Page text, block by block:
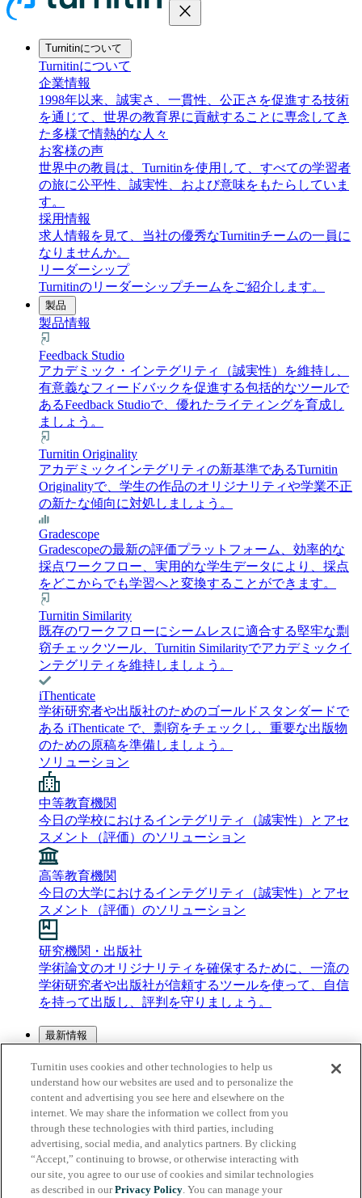
close
Turnitinについて
Turnitinについて
企業情報
1998年以来、誠実さ、一貫性、公正さを促進する技術
を通じて、世界の教育界に貢献することに専念してき
た多様で情熱的な人々
お客様の声
世界中の教員は、Turnitinを使用して、すべての学習者
の旅に公平性、誠実性、および意味をもたらしていま
す。
採用情報
求人情報を見て、当社の優秀なTurnitinチームの一員に
なりませんか。
リーダーシップ
Turnitinのリーダーシップチームをご紹介します。
製品
製品情報
Feedback Studio
アカデミック・インテグリティ（誠実性）を維持し、
有意義なフィードバックを促進する包括的なツールで
あるFeedback Studioで、優れたライティングを育成し
ましょう。
Turnitin Originality
アカデミックインテグリティの新基準であるTurnitin
Originalityで、学生の作品のオリジナリティや学業不正
の新たな傾向に対処しましょう。
Gradescope
Gradescopeの最新の評価プラットフォーム、効率的な
採点ワークフロー、実用的な学生データにより、採点
をどこからでも学習へと変換することができます。
Turnitin Similarity
既存のワークフローにシームレスに適合する堅牢な剽
窃チェックツール、Turnitin Similarityでアカデミックイ
ンテグリティを維持しましょう。
iThenticate
学術研究者や出版社のためのゴールドスタンダードで
ある iThenticate で、剽窃をチェックし、重要な出版物
のための原稿を準備しましょう。
ソリューション
中等教育機関
今日の学校におけるインテグリティ（誠実性）とアセ
スメント（評価）のソリューション
高等教育機関
今日の大学におけるインテグリティ（誠実性）とアセ
スメント（評価）のソリューション
研究機関・出版社
学術論文のオリジナリティを確保するために、一流の
学術研究者や出版社が信頼するツールを使って、自信
を持って出版し、評判を守りましょう。
最新情報
メディアセンター
メディアキット
TurnitinのメディアキットでTurnitinについて詳しく知る
ことができます。
プレスリリース
Turnitinの最新のプレスリリースやお知らせを掲載して
います。
Turnitin uses cookies and other technologies to help us
understand how our websites are used and to personalize the
content and advertising you see here and elsewhere on the
internet. We may share the information we collect from you
through these technologies with third parties, including
advertising, social media, and analytics partners. By clicking
“Accept,” continuing to browse, or otherwise interacting with
our site, you agree to our use of cookies and similar technologies
as described in ourPrivacy Policy. You can manage your